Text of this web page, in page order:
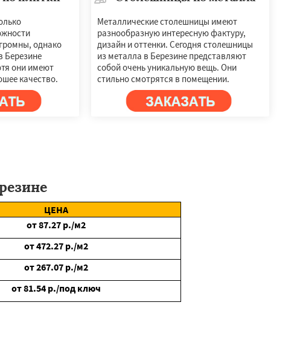
однако
Березине
они имеют
качество.
Металлические столешницы имеют
разнообразную интересную фактуру,
дизайн и оттенки. Сегодня столешницы
из металла в Березине представляют
собой очень уникальную вещь. Они
стильно смотрятся в помещении.
ЦЕНА
от87.27 р./м2
от472.27 р./м2
от267.07 р./м2
от81.54 р./под ключ